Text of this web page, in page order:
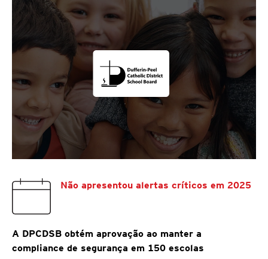
Não apresentou alertas críticos em 2025
A DPCDSB obtém aprovação ao manter a
compliance de segurança em 150 escolas